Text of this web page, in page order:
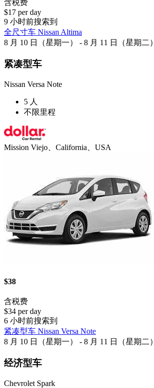
含税费
$17 per day
9 小时前搜索到
全尺寸车 Nissan Altima
8 月 10 日（星期一） - 8 月 11 日（星期二）
紧凑型车
Nissan Versa Note
5 人
不限里程
Mission Viejo、California、USA
$38
含税费
$34 per day
6 小时前搜索到
紧凑型车 Nissan Versa Note
8 月 10 日（星期一） - 8 月 11 日（星期二）
经济型车
Chevrolet Spark